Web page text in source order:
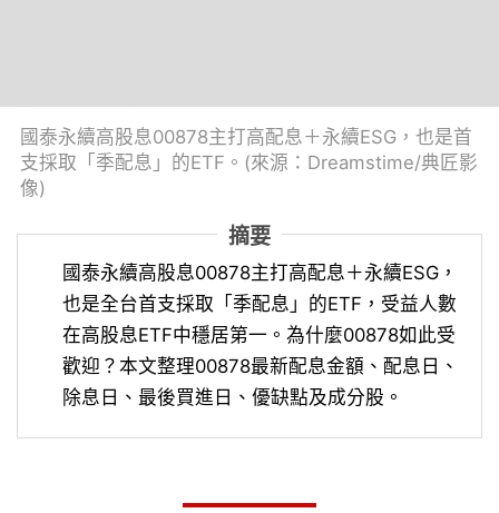
國泰永續高股息00878主打高配息＋永續ESG，也是首
支採取「季配息」的ETF。(來源：Dreamstime/典匠影
像)
摘要
國泰永續高股息00878主打高配息＋永續ESG，
也是全台首支採取「季配息」的ETF，受益人數
在高股息ETF中穩居第一。為什麼00878如此受
歡迎？本文整理00878最新配息金額、配息日、
除息日、最後買進日、優缺點及成分股。